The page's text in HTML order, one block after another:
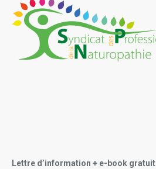
Lettre d’information + e-book gratuit